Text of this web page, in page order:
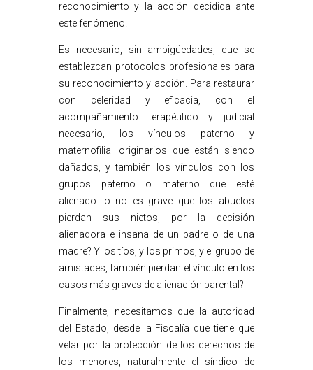
reconocimiento y la acción decidida ante
este fenómeno.
Es necesario, sin ambigüedades, que se
establezcan protocolos profesionales para
su reconocimiento y acción. Para restaurar
con celeridad y eficacia, con el
acompañamiento terapéutico y judicial
necesario, los vínculos paterno y
maternofilial originarios que están siendo
dañados, y también los vínculos con los
grupos paterno o materno que esté
alienado: o no es grave que los abuelos
pierdan sus nietos, por la decisión
alienadora e insana de un padre o de una
madre? Y los tíos, y los primos, y el grupo de
amistades, también pierdan el vínculo en los
casos más graves de alienación parental?
Finalmente, necesitamos que la autoridad
del Estado, desde la Fiscalía que tiene que
velar por la protección de los derechos de
los menores, naturalmente el síndico de